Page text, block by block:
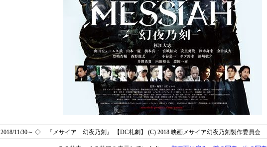
2018/11/30～ ◇ 『メサイア 幻夜乃刻』 【DC札劇】 (C) 2018 映画メサイア幻夜乃刻製作委員会